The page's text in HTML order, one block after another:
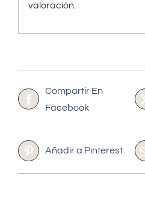
valoración.
Compartir En
Facebook
Añadir a Pinterest